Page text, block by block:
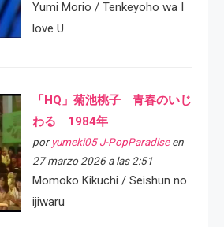
Yumi Morio / Tenkeyoho wa I
love U
「HQ」菊池桃子 青春のいじ
わる 1984年
por yumeki05 J-PopParadiseen
27 marzo 2026 a las 2:51
Momoko Kikuchi / Seishun no
ijiwaru